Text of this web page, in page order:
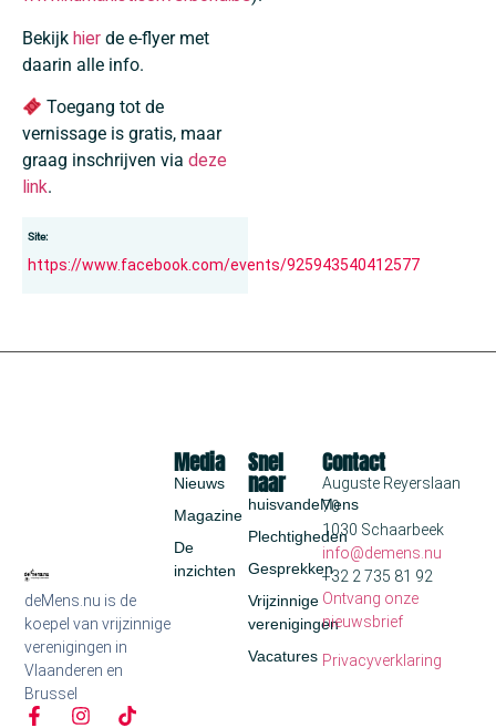
Bekijk hier de e-flyer met
daarin alle info.
Toegang tot de
vernissage is gratis, maar
graag inschrijven via deze
link.
Site:
https://www.facebook.com/events/925943540412577
deMens.nu is de
koepel van vrijzinnige
verenigingen in
Vlaanderen en
Brussel
Snel
naar
huisvandeMens
Plechtigheden
Gesprekken
Vrijzinnige
verenigingen
Vacatures
Media
Nieuws
Magazine
De
inzichten
Contact
Auguste Reyerslaan
70
1030 Schaarbeek
info@demens.nu
+32 2 735 81 92
Ontvang onze
nieuwsbrief
Privacyverklaring